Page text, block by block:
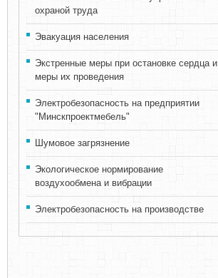
охраной труда
Эвакуация населения
Экстренные меры при остановке сердца и
меры их проведения
Электробезопасность на предприятии
"Минскпроектмебель"
Шумовое загрязнение
Экологическое нормирование
воздухообмена и вибрации
Электробезопасность на производстве